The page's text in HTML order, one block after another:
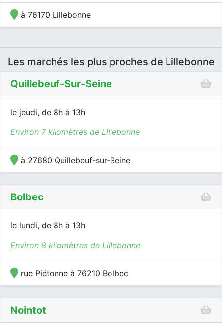
à 76170 Lillebonne
Les marchés les plus proches de Lillebonne
Quillebeuf-Sur-Seine
le jeudi, de 8h à 13h
Environ 7 kilomètres de Lillebonne
à 27680 Quillebeuf-sur-Seine
Bolbec
le lundi, de 8h à 13h
Environ 8 kilomètres de Lillebonne
rue Piétonne à 76210 Bolbec
Nointot